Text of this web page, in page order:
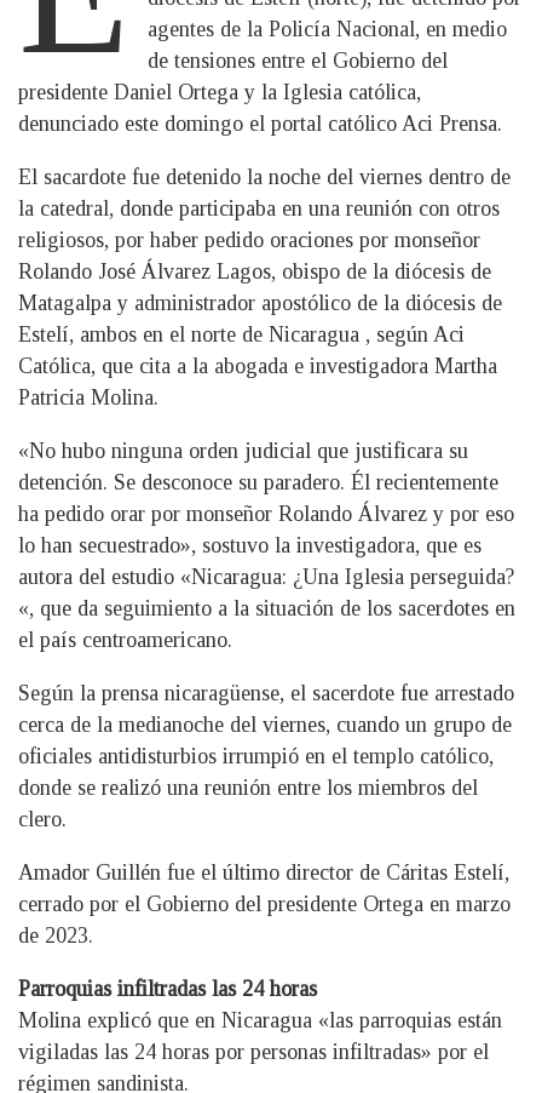
agentes de la Policía Nacional, en medio
de tensiones entre el Gobierno del
presidente Daniel Ortega y la Iglesia católica,
denunciado este domingo el portal católico Aci Prensa.
El sacardote fue detenido la noche del viernes dentro de
la catedral, donde participaba en una reunión con otros
religiosos, por haber pedido oraciones por monseñor
Rolando José Álvarez Lagos, obispo de la diócesis de
Matagalpa y administrador apostólico de la diócesis de
Estelí, ambos en el norte de Nicaragua , según Aci
Católica, que cita a la abogada e investigadora Martha
Patricia Molina.
«No hubo ninguna orden judicial que justificara su
detención. Se desconoce su paradero. Él recientemente
ha pedido orar por monseñor Rolando Álvarez y por eso
lo han secuestrado», sostuvo la investigadora, que es
autora del estudio «Nicaragua: ¿Una Iglesia perseguida?
«, que da seguimiento a la situación de los sacerdotes en
el país centroamericano.
Según la prensa nicaragüense, el sacerdote fue arrestado
cerca de la medianoche del viernes, cuando un grupo de
oficiales antidisturbios irrumpió en el templo católico,
donde se realizó una reunión entre los miembros del
clero.
Amador Guillén fue el último director de Cáritas Estelí,
cerrado por el Gobierno del presidente Ortega en marzo
de 2023.
Parroquias infiltradas las 24 horas
Molina explicó que en Nicaragua «las parroquias están
vigiladas las 24 horas por personas infiltradas» por el
régimen sandinista.